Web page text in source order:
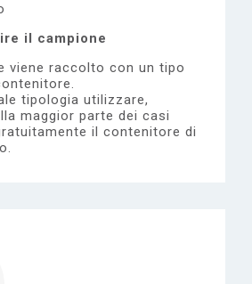
il campione
viene raccolto con un tipo
tipologia utilizzare,
maggior parte dei casi
il contenitore di